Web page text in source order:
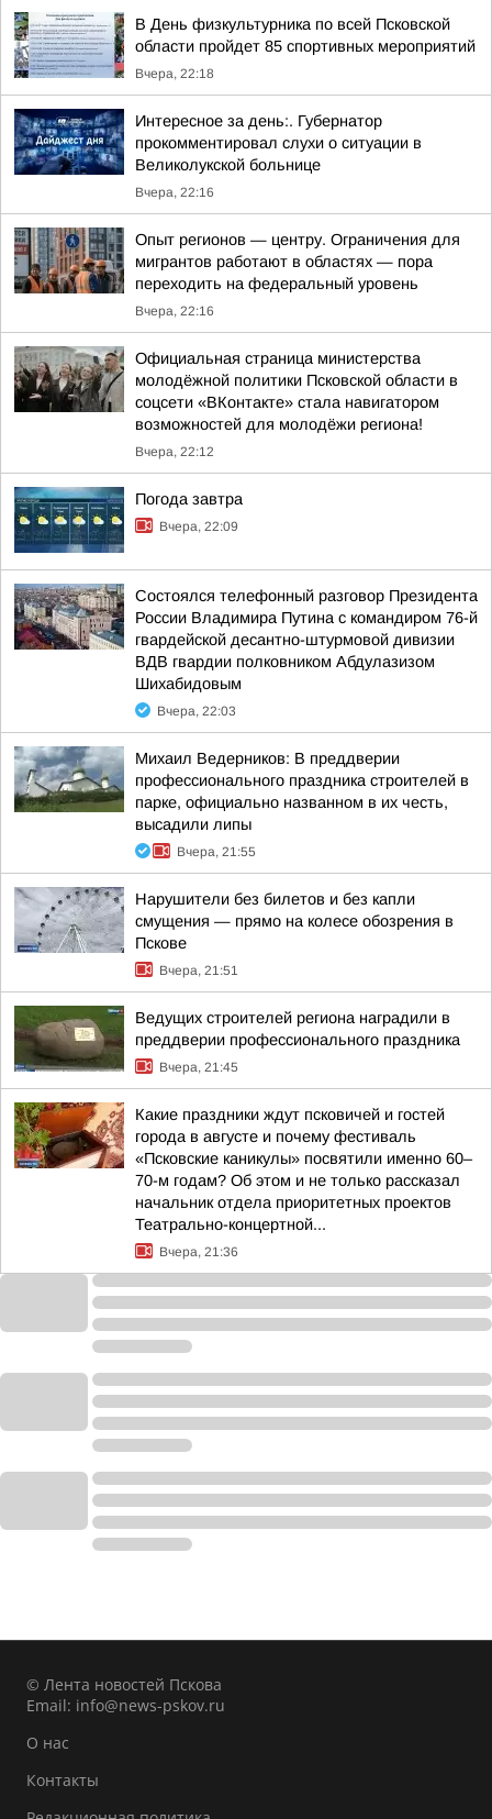
В День физкультурника по всей Псковской
области пройдет 85 спортивных мероприятий
Вчера, 22:18
Интересное за день:. Губернатор
прокомментировал слухи о ситуации в
Великолукской больнице
Вчера, 22:16
Опыт регионов — центру. Ограничения для
мигрантов работают в областях — пора
переходить на федеральный уровень
Вчера, 22:16
Официальная страница министерства
молодёжной политики Псковской области в
соцсети «ВКонтакте» стала навигатором
возможностей для молодёжи региона!
Вчера, 22:12
Погода завтра
Вчера, 22:09
Состоялся телефонный разговор Президента
России Владимира Путина с командиром 76-й
гвардейской десантно-штурмовой дивизии
ВДВ гвардии полковником Абдулазизом
Шихабидовым
Вчера, 22:03
Михаил Ведерников: В преддверии
профессионального праздника строителей в
парке, официально названном в их честь,
высадили липы
Вчера, 21:55
Нарушители без билетов и без капли
смущения — прямо на колесе обозрения в
Пскове
Вчера, 21:51
Ведущих строителей региона наградили в
преддверии профессионального праздника
Вчера, 21:45
Какие праздники ждут псковичей и гостей
города в августе и почему фестиваль
«Псковские каникулы» посвятили именно 60–
70-м годам? Об этом и не только рассказал
начальник отдела приоритетных проектов
Театрально-концертной...
Вчера, 21:36
© Лента новостей Пскова
Email: info@news-pskov.ru
О нас
Контакты